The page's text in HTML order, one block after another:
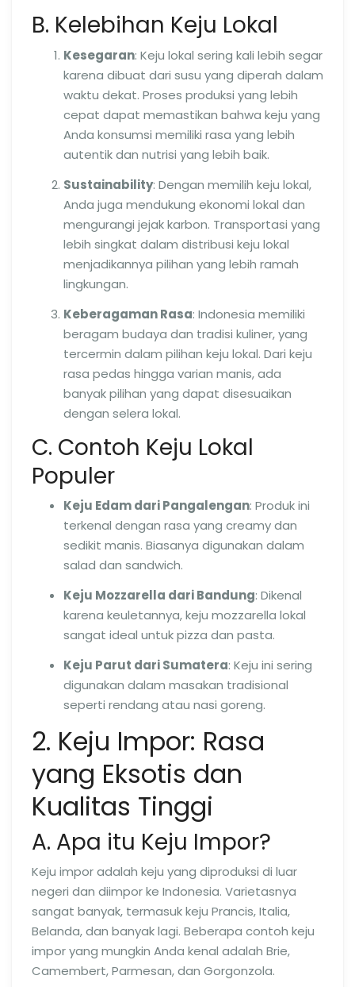
B. Kelebihan Keju Lokal
Kesegaran: Keju lokal sering kali lebih segar
karena dibuat dari susu yang diperah dalam
waktu dekat. Proses produksi yang lebih
cepat dapat memastikan bahwa keju yang
Anda konsumsi memiliki rasa yang lebih
autentik dan nutrisi yang lebih baik.
Sustainability: Dengan memilih keju lokal,
Anda juga mendukung ekonomi lokal dan
mengurangi jejak karbon. Transportasi yang
lebih singkat dalam distribusi keju lokal
menjadikannya pilihan yang lebih ramah
lingkungan.
Keberagaman Rasa: Indonesia memiliki
beragam budaya dan tradisi kuliner, yang
tercermin dalam pilihan keju lokal. Dari keju
rasa pedas hingga varian manis, ada
banyak pilihan yang dapat disesuaikan
dengan selera lokal.
C. Contoh Keju Lokal
Populer
Keju Edam dari Pangalengan: Produk ini
terkenal dengan rasa yang creamy dan
sedikit manis. Biasanya digunakan dalam
salad dan sandwich.
Keju Mozzarella dari Bandung: Dikenal
karena keuletannya, keju mozzarella lokal
sangat ideal untuk pizza dan pasta.
Keju Parut dari Sumatera: Keju ini sering
digunakan dalam masakan tradisional
seperti rendang atau nasi goreng.
2. Keju Impor: Rasa
yang Eksotis dan
Kualitas Tinggi
A. Apa itu Keju Impor?
Keju impor adalah keju yang diproduksi di luar
negeri dan diimpor ke Indonesia. Varietasnya
sangat banyak, termasuk keju Prancis, Italia,
Belanda, dan banyak lagi. Beberapa contoh keju
impor yang mungkin Anda kenal adalah Brie,
Camembert, Parmesan, dan Gorgonzola.